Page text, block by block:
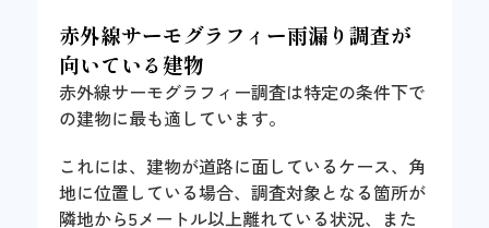
赤外線サーモグラフィー雨漏り調査が
向いている建物
赤外線サーモグラフィー調査は特定の条件下で
の建物に最も適しています。
これには、建物が道路に面しているケース、角
地に位置している場合、調査対象となる箇所が
隣地から5メートル以上離れている状況、また